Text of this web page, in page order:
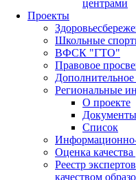
центрами
Проекты
Школьные
ВФСК "ГТО"
Правовое
Дополнительное
Региональные
О проекте
Документы
Список
Оценка
Реестр
качеством